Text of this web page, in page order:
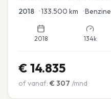
2018 •133.500 km •Benzine
2018 134k
€ 14.835
of vanaf: € 307 /mnd